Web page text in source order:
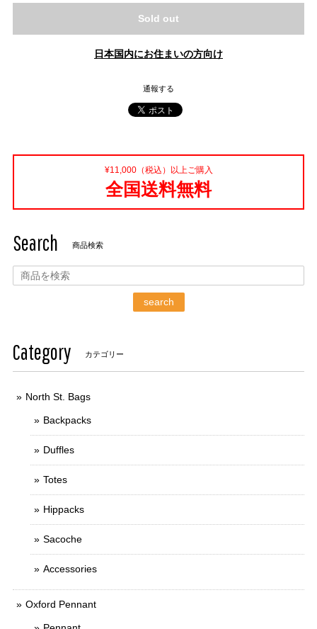
Sold out
日本国内にお住まいの方向け
通報する
¥11,000（税込）以上ご購入
全国送料無料
Search 商品検索
search
Category カテゴリー
North St. Bags
Backpacks
Duffles
Totes
Hippacks
Sacoche
Accessories
Oxford Pennant